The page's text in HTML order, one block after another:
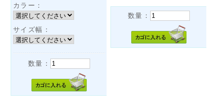
カラー：
サイズ幅：
数量：
数量：